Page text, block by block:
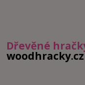
Dřevěné
woodhracky.cz